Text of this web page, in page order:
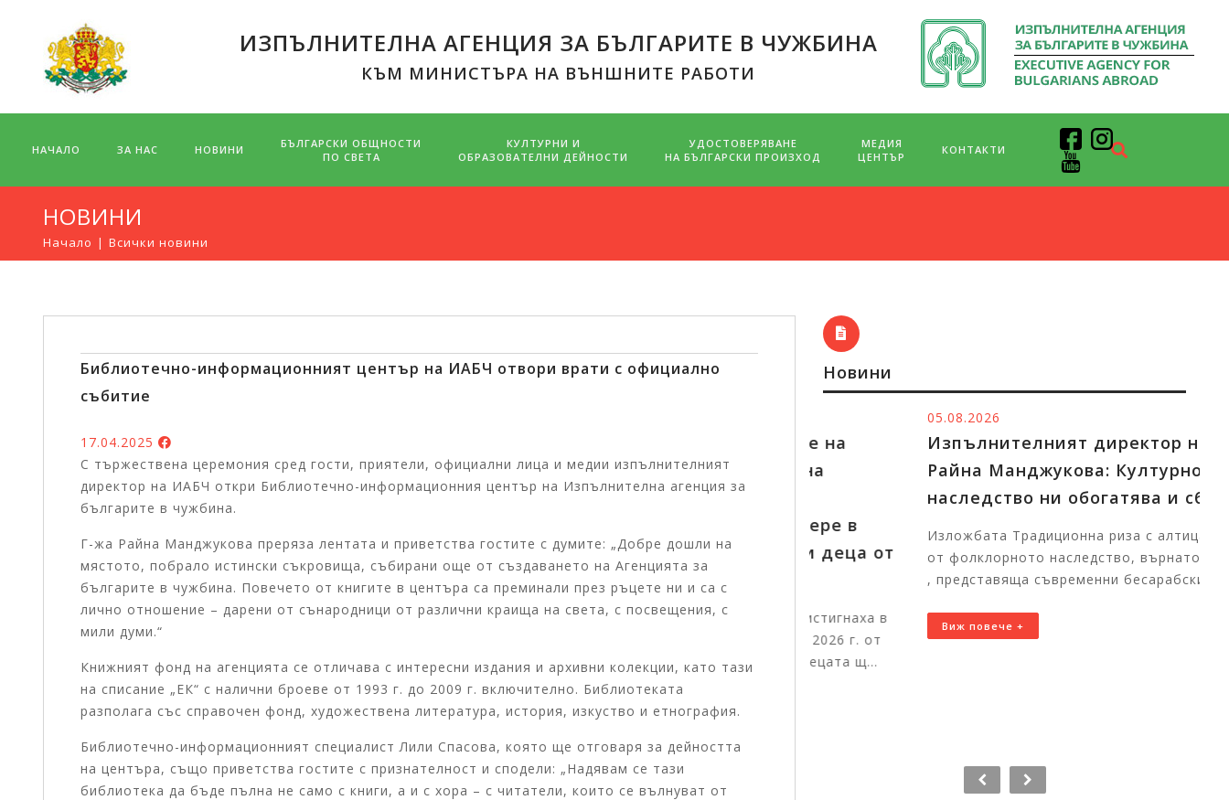
ИЗПЪЛНИТЕЛНА АГЕНЦИЯ ЗА БЪЛГАРИТЕ В ЧУЖБИНА
КЪМ МИНИСТЪРА НА ВЪНШНИТЕ РАБОТИ
НАЧАЛО ЗА НАС НОВИНИ
БЪЛГАРСКИ ОБЩНОСТИ
ПО СВЕТА
КУЛТУРНИ И
ОБРАЗОВАТЕЛНИ ДЕЙНОСТИ
УДОСТОВЕРЯВАНЕ
НА БЪЛГАРСКИ ПРОИЗХОД
МЕДИЯ
ЦЕНТЪР
КОНТАКТИ
НОВИНИ
Начало Всички новини
Библиотечно-информационният център на ИАБЧ отвори врати с официално
събитие
17.04.2025
С тържествена церемония сред гости, приятели, официални лица и медии изпълнителният
директор на ИАБЧ откри Библиотечно-информационния център на Изпълнителна агенция за
българите в чужбина.
Г-жа Райна Манджукова преряза лентата и приветства гостите с думите: „Добре дошли на
мястото, побрало истински съкровища, събирани още от създаването на Агенцията за
българите в чужбина. Повечето от книгите в центъра са преминали през ръцете ни и са с
лично отношение – дарени от сънародници от различни краища на света, с посвещения, с
мили думи.“
Книжният фонд на агенцията се отличава с интересни издания и архивни колекции, като тази
на списание „ЕК“ с налични броеве от 1993 г. до 2009 г. включително. Библиотеката
разполага със справочен фонд, художествена литература, история, изкуство и етнография.
Библиотечно-информационният специалист Лили Спасова, която ще отговаря за дейността
на центъра, също приветства гостите с признателност и сподели: „Надявам се тази
библиотека да бъде пълна не само с книги, а и с хора – с читатели, които се вълнуват от
Новини
победителите в конкурсите на
Изпълнителната агенция за
София талантливи български деца от
цял свят
Първите отличени участници вече пристигнаха в
11:00 часа в Националния дворец на децата щ...
Виж повече +
Изпълнителният директор на ИАБЧ
Райна Манджукова: Културното
наследство ни обогатява и сближава
Изложбата Традиционна риза с алтица: истории
от фолклорното наследство, върнато към живот
, представяща съвременни бесарабски...
Виж повече +